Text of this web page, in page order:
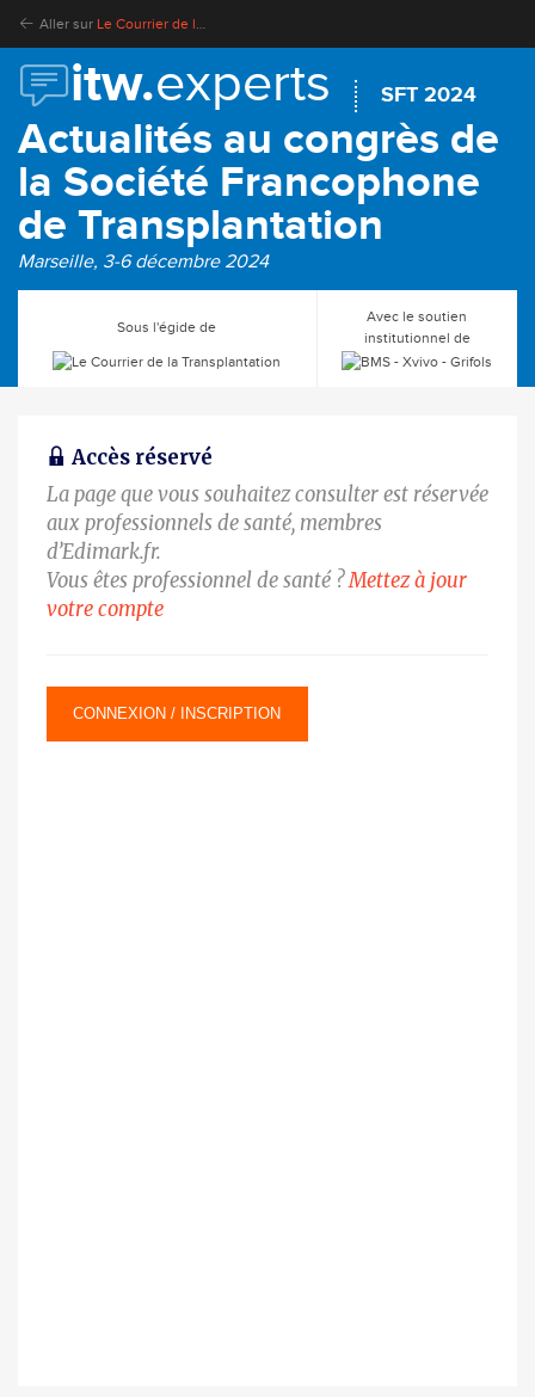
Aller sur Le Courrier de la Transplantation
itw.experts SFT 2024
Actualités au congrès de
la Société Francophone
de Transplantation
Marseille, 3-6 décembre 2024
Sous l'égide de
Avec le soutien
institutionnel de
Accès réservé
La page que vous souhaitez consulter est réservée
aux professionnels de santé, membres
d’Edimark.fr.
Vous êtes professionnel de santé ?Mettez à jour
votre compte
CONNEXION / INSCRIPTION